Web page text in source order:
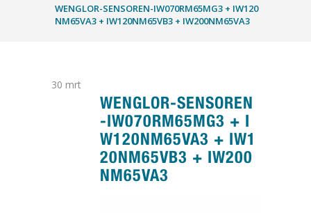
WENGLOR-SENSOREN-IW070RM65MG3 + IW120
NM65VA3 + IW120NM65VB3 + IW200NM65VA3
30 mrt
WENGLOR-SENSOREN
-IW070RM65MG3 + I
W120NM65VA3 + IW1
20NM65VB3 + IW200
NM65VA3